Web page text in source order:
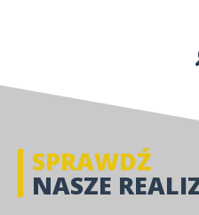
SPRAWDŹ
NASZE